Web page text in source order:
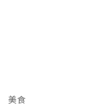
美食